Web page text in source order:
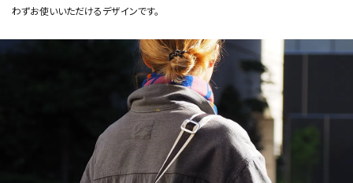
わずお使いいただけるデザインです。